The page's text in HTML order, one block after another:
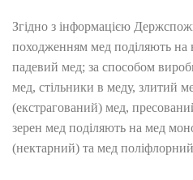
Згідно з інформацією
походженням мед поділяють на
падевий мед; за способом
мед, стільники в меду, злитий
(екстрагований) мед,
зерен мед поділяють на мед
(нектарний) та мед